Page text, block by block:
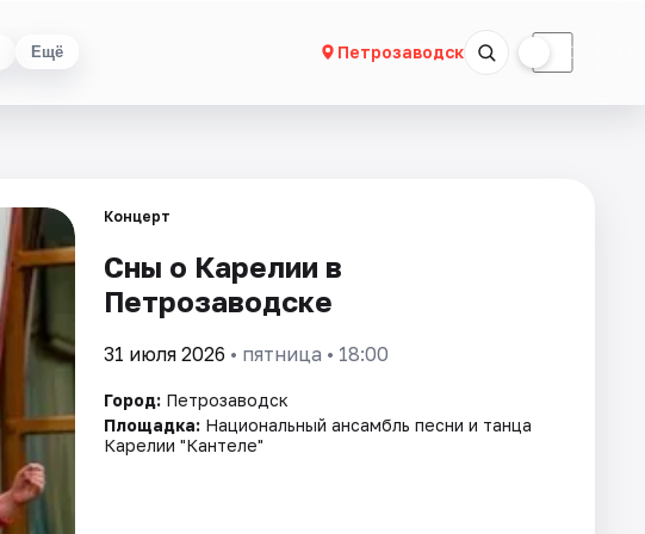
Ещё Петрозаводск ☾
Концерт
Сны о Карелии в
Петрозаводске
31 июля 2026 • пятница • 18:00
Город: Петрозаводск
Площадка: Национальный ансамбль песни и танца
Карелии "Кантеле"